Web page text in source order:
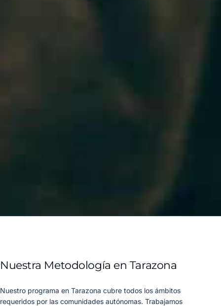
Nuestra Metodología en Tarazona
Nuestro programa en Tarazona cubre todos los ámbitos
requeridos por las comunidades autónomas. Trabajamos